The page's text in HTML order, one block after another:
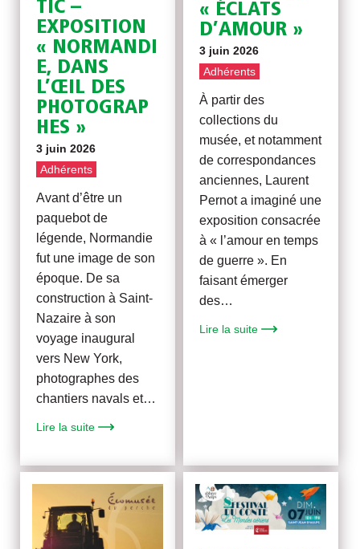
TIC –
EXPOSITION
« NORMANDI
E, DANS
L’ŒIL DES
PHOTOGRAP
HES »
3 juin 2026
Adhérents
Avant d’être un
paquebot de
légende, Normandie
fut une image de son
époque. De sa
construction à Saint-
Nazaire à son
voyage inaugural
vers New York,
photographes des
chantiers navals et…
Lire la suite
« ÉCLATS
D’AMOUR »
3 juin 2026
Adhérents
À partir des
collections du
musée, et notamment
de correspondances
anciennes, Laurent
Pernot a imaginé une
exposition consacrée
à « l’amour en temps
de guerre ». En
faisant émerger
des…
Lire la suite